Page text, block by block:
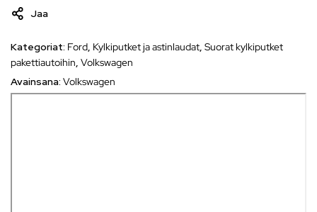
Jaa
Kategoriat: Ford, Kylkiputket ja astinlaudat, Suorat kylkiputket
pakettiautoihin, Volkswagen
Avainsana: Volkswagen